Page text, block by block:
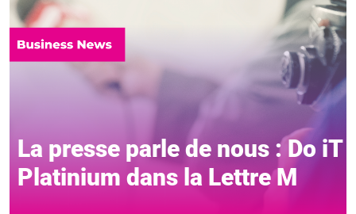
La presse parle de nous : Do iT
Platinium dans la Lettre M